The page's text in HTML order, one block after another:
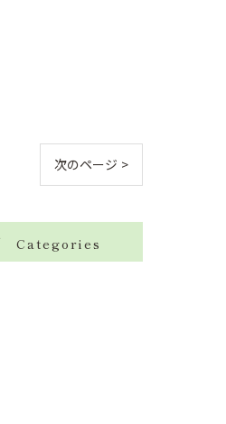
次のページ >
Categories